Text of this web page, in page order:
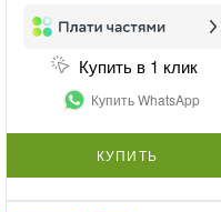
Купить в 1 клик
Купить WhatsApp
КУПИТЬ